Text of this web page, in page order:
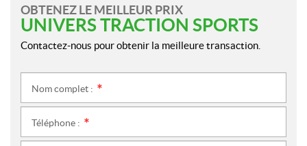
OBTENEZ LE MEILLEUR PRIX
UNIVERS TRACTION SPORTS
Contactez-nous pour obtenir la meilleure transaction.
Nom complet :
Téléphone :